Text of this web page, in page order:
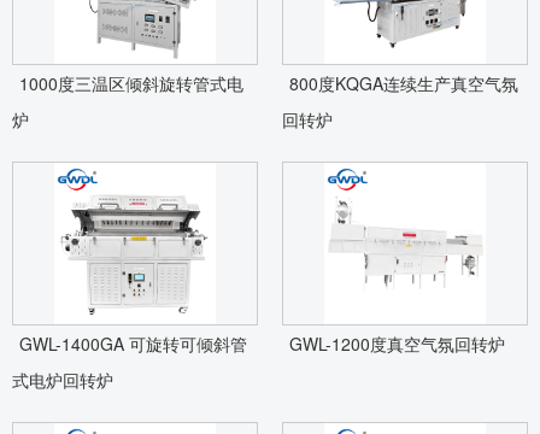
1000度三温区倾斜旋转管式电
炉
800度KQGA连续生产真空气氛
回转炉
GWL-1400GA 可旋转可倾斜管
式电炉回转炉
GWL-1200度真空气氛回转炉